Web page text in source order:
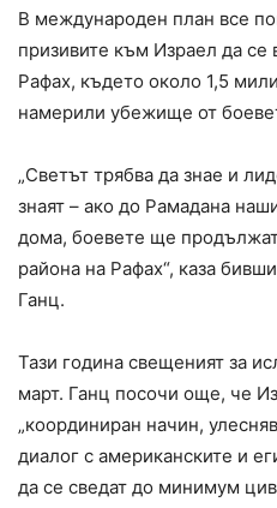
В международен план все
призивите към Израел да
Рафах, където около 1,5
намерили убежище от
„Светът трябва да знае и
знаят – ако до Рамадана
дома, боевете ще
района на Рафах“, каза
Ганц.
Тази година свещеният за
март. Ганц посочи още, че
„координиран начин,
диалог с американските и
да се сведат до минимум